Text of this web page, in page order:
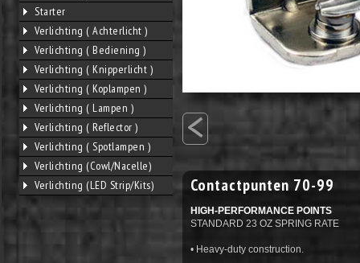
Starter
Verlichting ( Achterlicht )
Verlichting ( Bediening )
Verlichting ( Knipperlicht )
Verlichting ( Koplampen )
Verlichting ( Lampen )
Verlichting ( Reflector )
Verlichting ( Spotlampen )
Verlichting (Cowl/Nacelle)
Verlichting (LED Strip/Kits)
<
Contactpunten 70-99
HIGH-PERFORMANCE POINTS
STANDARD 23 OZ SPRING RATE
• Heavy-duty construction.